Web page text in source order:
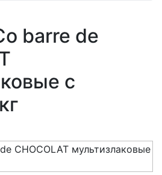
barre de
с